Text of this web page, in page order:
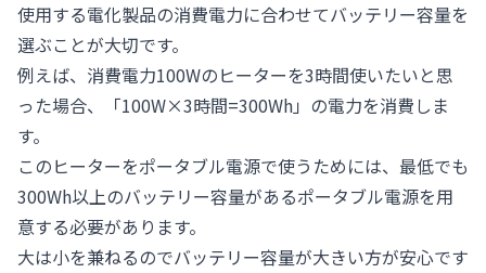
使用する電化製品の消費電力に合わせてバッテリー容量を
選ぶことが大切です。
例えば、消費電力100Wのヒーターを3時間使いたいと思
った場合、「100W×3時間=300Wh」の電力を消費しま
す。
このヒーターをポータブル電源で使うためには、最低でも
300Wh以上のバッテリー容量があるポータブル電源を用
意する必要があります。
大は小を兼ねるのでバッテリー容量が大きい方が安心です